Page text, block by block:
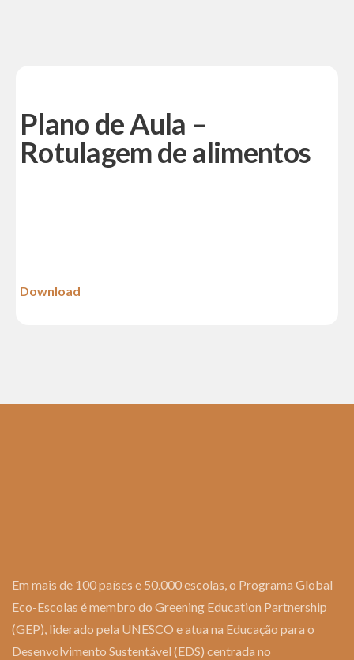
Plano de Aula –
Rotulagem de alimentos
Download
Em mais de 100 países e 50.000 escolas, o Programa Global
Eco-Escolas é membro do Greening Education Partnership
(GEP), liderado pela UNESCO e atua na Educação para o
Desenvolvimento Sustentável (EDS) centrada no